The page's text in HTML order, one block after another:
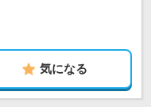
気になる